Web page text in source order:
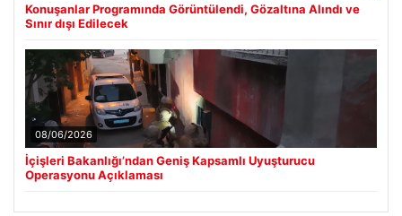
Konuşanlar Programında Görüntülendi, Gözaltına Alındı ve
Sınır dışı Edilecek
08/06/2026
İçişleri Bakanlığı’ndan Geniş Kapsamlı Uyuşturucu
Operasyonu Açıklaması